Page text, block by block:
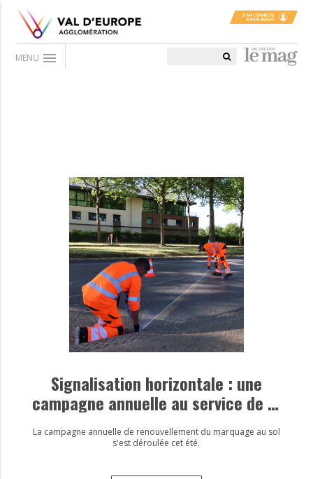
MENU menu
Signalisation horizontale : une
campagne annuelle au service de la
sécurité
La campagne annuelle de renouvellement du marquage au sol
s'est déroulée cet été.